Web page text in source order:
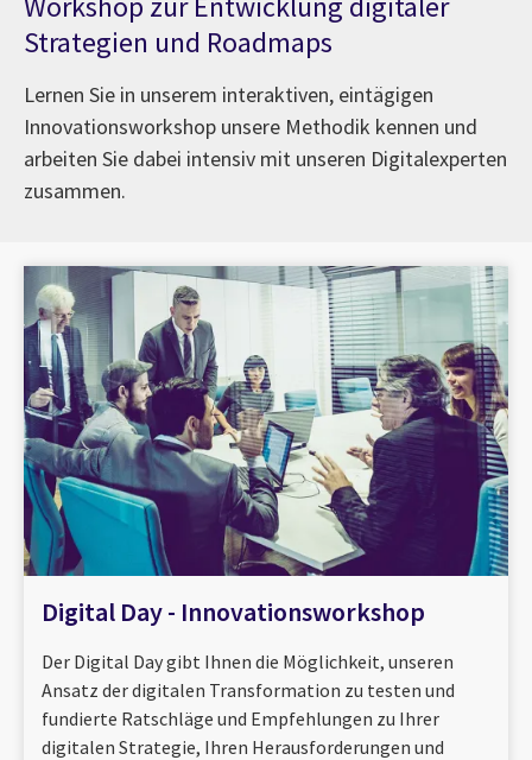
Strategien und Roadmaps
Lernen Sie in unserem interaktiven, eintägigen
Innovationsworkshop unsere Methodik kennen und
arbeiten Sie dabei intensiv mit unseren Digitalexperten
zusammen.
Digital Day - Innovationsworkshop
Der Digital Day gibt Ihnen die Möglichkeit, unseren
Ansatz der digitalen Transformation zu testen und
fundierte Ratschläge und Empfehlungen zu Ihrer
digitalen Strategie, Ihren Herausforderungen und